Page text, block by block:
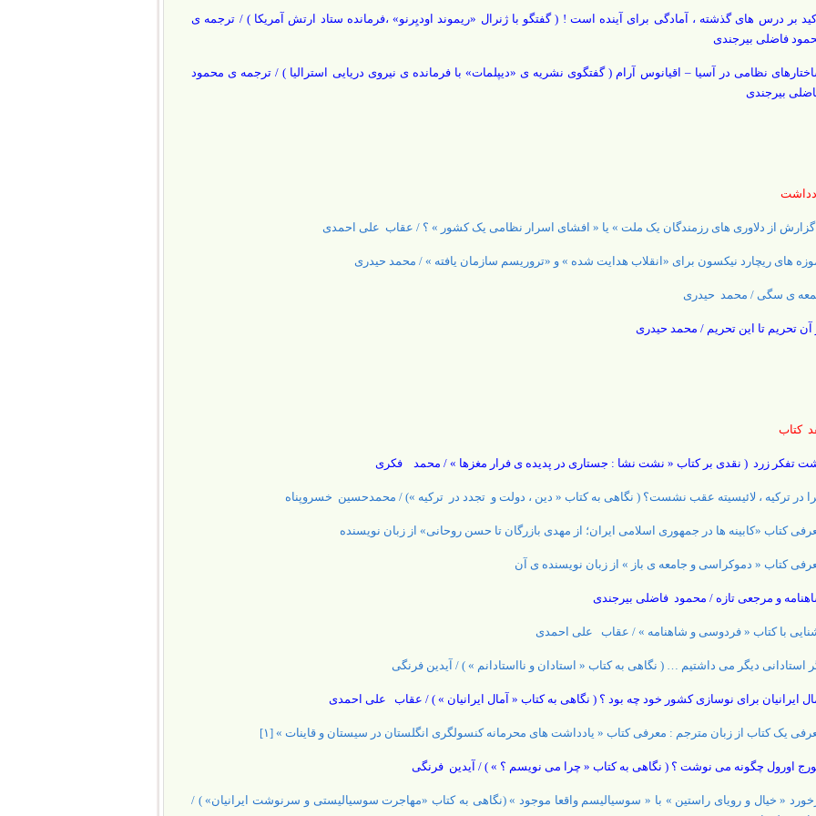
بر درس های گذشته ، آمادگی برای آینده است ! ( گفتگو با ژنرال «ریموند اودیِرنو» ،فرمانده ستاد ارتش آمریکا ) / ترجمه ی
فاضلی بیرجندی
نظامی در آسیا – اقیانوس آرام ( گفتگوی نشریه ی «دیپلمات» با فرمانده ی نیروی دریایی استرالیا ) / ترجمه ی محمود
بیرجندی
گزارش از دلاوری های رزمندگان یک ملت » یا « افشای اسرار نظامی یک کشور » ؟ / عقاب علی احمدی
های ریچارد نیکسون برای «انقلاب هدایت شده » و «تروریسم سازمان یافته » / محمد حیدری
ی سگی / محمد حیدری
آن تحریم تا این تحریم / محمد حیدری
کتاب
تفکر زرد ( نقدی بر کتاب « نشت نشا : جستاری در پدیده ی فرار مغزها » / محمد فکری
در ترکیه ، لائیسیته عقب نشست؟ ( نگاهی به کتاب « دین ، دولت و تجدد در ترکیه ») / محمدحسین خسروپناه
کتاب «کابینه ها در جمهوری اسلامی ایران؛ از مهدی بازرگان تا حسن روحانی» از زبان نویسنده
کتاب « دموکراسی و جامعه ی باز » از زبان نویسنده ی آن
و مرجعی تازه / محمود فاضلی بیرجندی
با کتاب « فردوسی و شاهنامه » / عقاب علی احمدی
استادانی دیگر می داشتیم … ( نگاهی به کتاب « استادان و نااستادانم » ) / آیدین فرنگی
ایرانیان برای نوسازی کشور خود چه بود ؟ ( نگاهی به کتاب « آمال ایرانیان » ) / عقاب علی احمدی
یک کتاب از زبان مترجم : معرفی کتاب « یادداشت های محرمانه کنسولگری انگلستان در سیستان و قاینات » [۱]
اورول چگونه می نوشت ؟ ( نگاهی به کتاب « چرا می نویسم ؟ » ) / آیدین فرنگی
« خیال و رویای راستین » با « سوسیالیسم واقعا موجود » (نگاهی به کتاب «مهاجرت سوسیالیستی و سرنوشت ایرانیان» ) /